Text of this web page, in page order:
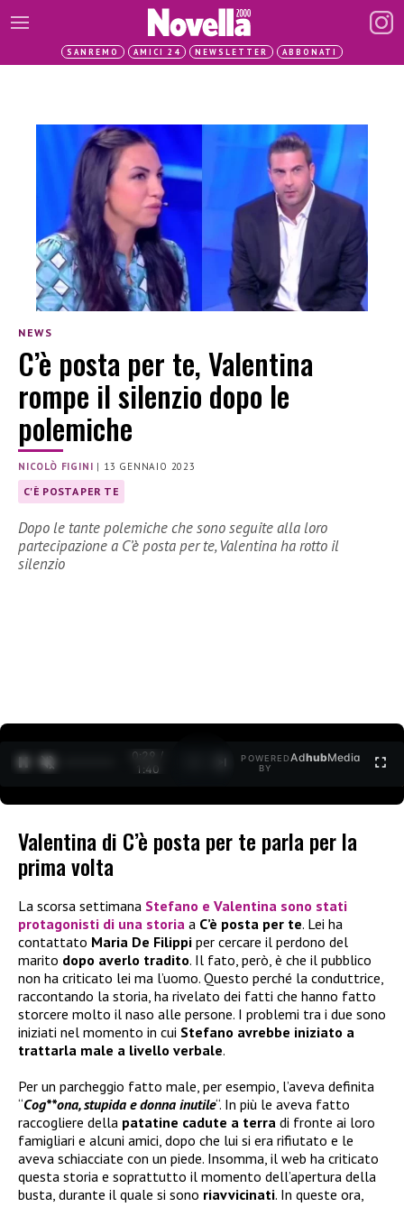
SANREMO AMICI 24 NEWSLETTER ABBONATI
NEWS
C’è posta per te, Valentina
rompe il silenzio dopo le
polemiche
NICOLÒ FIGINI | 13 GENNAIO 2023
C'È POSTA PER TE
Dopo le tante polemiche che sono seguite alla loro
partecipazione a C’è posta per te, Valentina ha rotto il
silenzio
0:30 /
1:40
POWERED
BY
AdhubMedia
Valentina di C’è posta per te parla per la
prima volta
La scorsa settimana Stefano e Valentina sono stati
protagonisti di una storia a C’è posta per te. Lei ha
contattato Maria De Filippi per cercare il perdono del
marito dopo averlo tradito. Il fato, però, è che il pubblico
non ha criticato lei ma l’uomo. Questo perché la conduttrice,
raccontando la storia, ha rivelato dei fatti che hanno fatto
storcere molto il naso alle persone. I problemi tra i due sono
iniziati nel momento in cui Stefano avrebbe iniziato a
trattarla male a livello verbale.
Per un parcheggio fatto male, per esempio, l’aveva definita
“Cog**ona, stupida e donna inutile“. In più le aveva fatto
raccogliere della patatine cadute a terra di fronte ai loro
famigliari e alcuni amici, dopo che lui si era rifiutato e le
aveva schiacciate con un piede. Insomma, il web ha criticato
questa storia e soprattutto il momento dell’apertura della
busta, durante il quale si sono riavvicinati. In queste ora,